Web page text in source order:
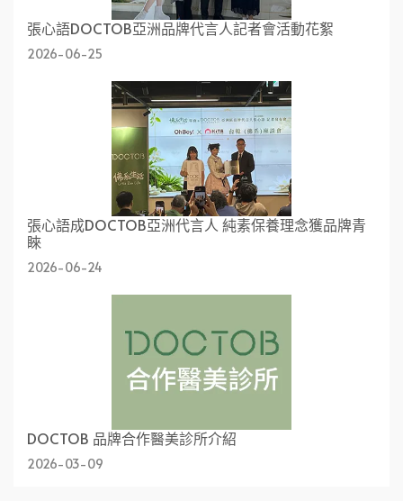
張心語DOCTOB亞洲品牌代言人記者會活動花絮
2026-06-25
張心語成DOCTOB亞洲代言人 純素保養理念獲品牌青
睞
2026-06-24
DOCTOB 品牌合作醫美診所介紹
2026-03-09